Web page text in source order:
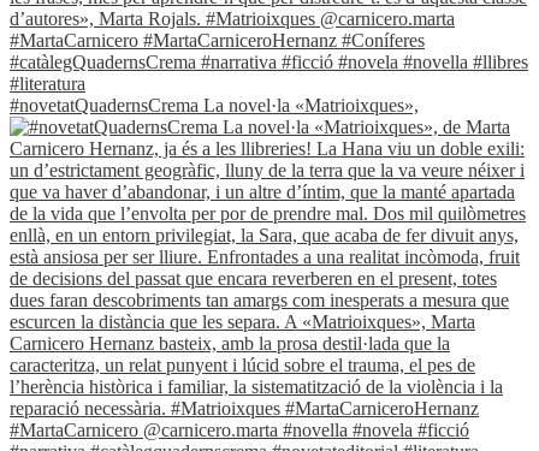
#novetatQuadernsCrema La novel·la «Matrioixques»,